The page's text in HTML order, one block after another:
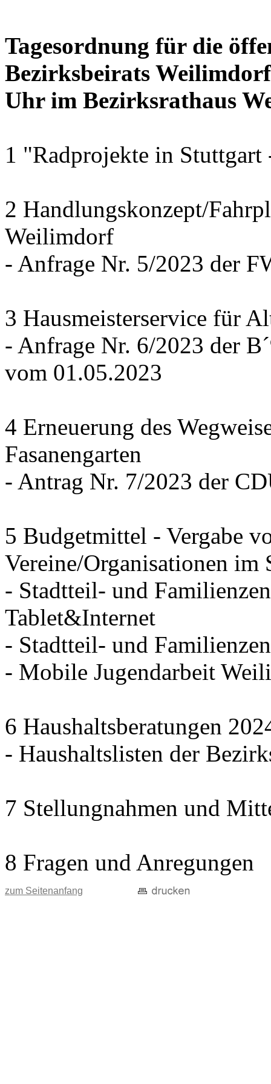
Tagesordnung für die
Bezirksbeirats
Uhr im Bezirksrathaus
1 "Radprojekte in
2 Handlungskonzept/
Weilimdorf
- Anfrage Nr. 5/2023 der
3 Hausmeisterservice für
- Anfrage Nr. 6/2023 der
vom 01.05.2023
4 Erneuerung des
Fasanengarten
- Antrag Nr. 7/2023 der
5 Budgetmittel - Vergabe
Vereine/Organisationen im
- Stadtteil- und
Tablet&Internet
- Stadtteil- und
- Mobile Jugendarbeit
6 Haushaltsberatungen
- Haushaltslisten der
7 Stellungnahmen und
8 Fragen und Anregungen
zum Seitenanfang